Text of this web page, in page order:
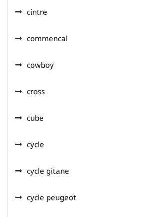
cintre
commencal
cowboy
cross
cube
cycle
cycle gitane
cycle peugeot